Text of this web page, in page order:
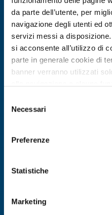
da parte dell’utente, per
navigazione degli utenti ed
servizi messi a
si acconsente all’utilizzo di
parte in generale cookie di
banner verranno utilizzati
Per conoscere i dettagli,
https://
https://
delNecessari
Preferenze
Statistiche
Marketing
Business offer
efficienza
ID: BORO20260608011